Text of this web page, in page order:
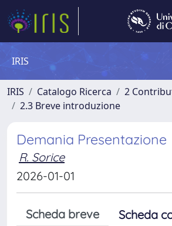
IRIS
IRIS Catalogo Ricerca
2
2.3 Breve introduzione
Demania Presentazione
R. Sorice
2026-01-01
Scheda breve
Scheda